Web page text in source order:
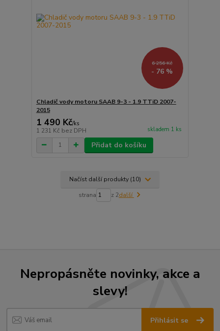
6 256 Kč
- 76 %
Chladič vody motoru SAAB 9-3 - 1.9 TTiD 2007-
2015
1 490 Kč/ks
1 231 Kč bez DPH skladem 1 ks
Přidat do košíku
Načíst další produkty (10)
strana z 2další
Nepropásněte novinky, akce a
slevy!
Přihlásit se